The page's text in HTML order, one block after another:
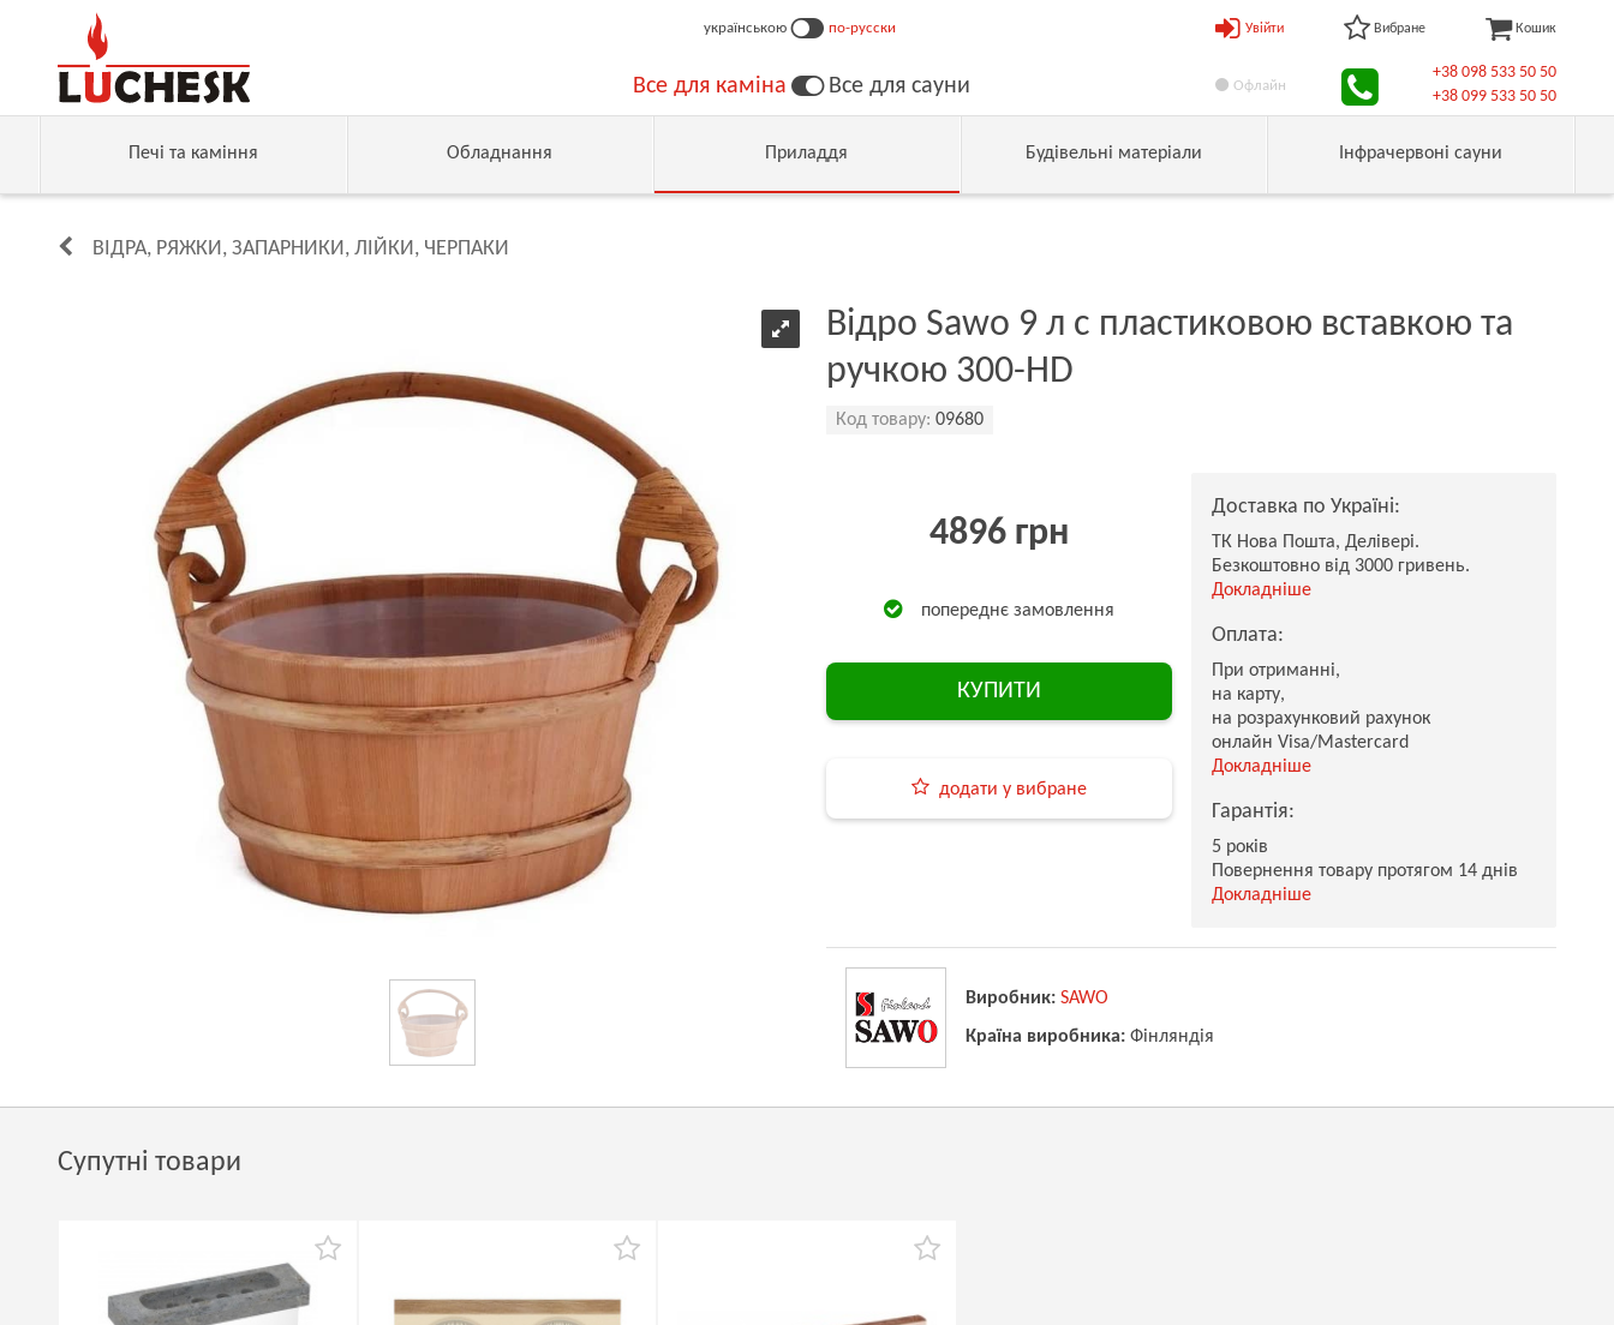
українською по-русски
Все для каміна Все для сауни
Увійти Вибране Кошик
Офлайн
+38 098 533 50 50
+38 099 533 50 50
Печі та каміння Обладнання Приладдя Будівельні матеріали Інфрачервоні сауни
ВІДРА, РЯЖКИ, ЗАПАРНИКИ, ЛІЙКИ, ЧЕРПАКИ
Відро Sawo 9 л с пластиковою вставкою та
ручкою 300-HD
Код товару: 09680
4896 грн
попереднє замовлення
КУПИТИ
додати у вибране
Доставка по Україні:
ТК Нова Пошта, Делівері.
Безкоштовно від 3000 гривень.
Докладніше
Оплата:
При отриманні,
на карту,
на розрахунковий рахунок
онлайн Visa/Mastercard
Докладніше
Гарантія:
5 років
Повернення товару протягом 14 днів
Докладніше
Виробник: SAWO
Країна виробника: Фінляндія
Супутні товари